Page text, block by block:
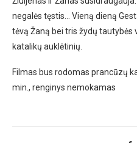
negalės tęstis… Vieną dieną
tėvą Žaną bei tris žydų tautybės
katalikų auklėtinių.
Filmas bus rodomas prancūzų
min., renginys nemokamas